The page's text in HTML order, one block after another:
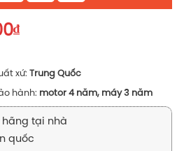
₫Giá
là:
6.100.000₫.
xứ: Trung Quốc
hành: motor 4 năm, máy 3 năm
hãng tại nhà
quốc